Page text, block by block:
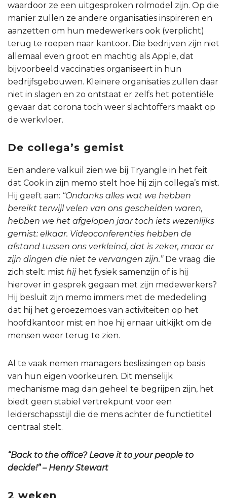
waardoor ze een uitgesproken rolmodel zijn. Op die
manier zullen ze andere organisaties inspireren en
aanzetten om hun medewerkers ook (verplicht)
terug te roepen naar kantoor. Die bedrijven zijn niet
allemaal even groot en machtig als Apple, dat
bijvoorbeeld vaccinaties organiseert in hun
bedrijfsgebouwen. Kleinere organisaties zullen daar
niet in slagen en zo ontstaat er zelfs het potentiële
gevaar dat corona toch weer slachtoffers maakt op
de werkvloer.
De collega’s gemist
Een andere valkuil zien we bij Tryangle in het feit
dat Cook in zijn memo stelt hoe hij zijn collega’s mist.
Hij geeft aan: “Ondanks alles wat we hebben
bereikt terwijl velen van ons gescheiden waren,
hebben we het afgelopen jaar toch iets wezenlijks
gemist: elkaar. Videoconferenties hebben de
afstand tussen ons verkleind, dat is zeker, maar er
zijn dingen die niet te vervangen zijn.”De vraag die
zich stelt: mist hijhet fysiek samenzijn of is hij
hierover in gesprek gegaan met zijn medewerkers?
Hij besluit zijn memo immers met de mededeling
dat hij het geroezemoes van activiteiten op het
hoofdkantoor mist en hoe hij ernaar uitkijkt om de
mensen weer terug te zien.
Al te vaak nemen managers beslissingen op basis
van hun eigen voorkeuren. Dit menselijk
mechanisme mag dan geheel te begrijpen zijn, het
biedt geen stabiel vertrekpunt voor een
leiderschapsstijl die de mens achter de functietitel
centraal stelt.
“Back to the office? Leave it to your people to
decide!” – Henry Stewart